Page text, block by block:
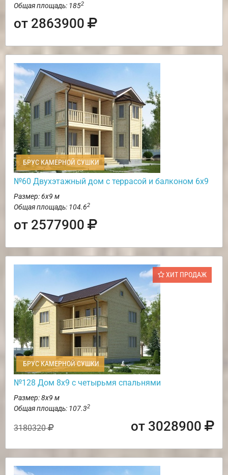
Общая площадь: 1852
от 2863900
БРУС КАМЕРНОЙ СУШКИ
№60 Двухэтажный дом с террасой и балконом 6х9
Размер: 6х9 м
Общая площадь: 104.62
от 2577900
ХИТ ПРОДАЖ
БРУС КАМЕРНОЙ СУШКИ
№128 Дом 8х9 с четырьмя спальнями
Размер: 8х9 м
Общая площадь: 107.32
3180320 от 3028900